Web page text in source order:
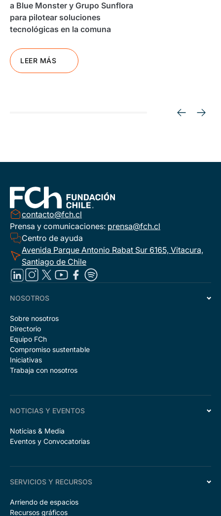
a Blue Monster y Grupo Sunflora
para pilotear soluciones
tecnológicas en la comuna
LEER MÁS
contacto@fch.cl
Prensa y comunicaciones: prensa@fch.cl
Centro de ayuda
Avenida Parque Antonio Rabat Sur 6165, Vitacura,
Santiago de Chile
NOSOTROS
Sobre nosotros
Directorio
Equipo FCh
Compromiso sustentable
Iniciativas
Trabaja con nosotros
NOTICIAS Y EVENTOS
Noticias & Media
Eventos y Convocatorias
SERVICIOS Y RECURSOS
Arriendo de espacios
Recursos gráficos